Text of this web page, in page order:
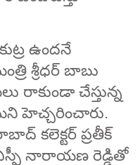
ఉందనే
శ్రీధర్ బాబు
రాకుండా చేస్తున్న
హెచ్చరించారు.
కలెక్టర్ ప్రతీక్
నారాయణ రెడ్డితో